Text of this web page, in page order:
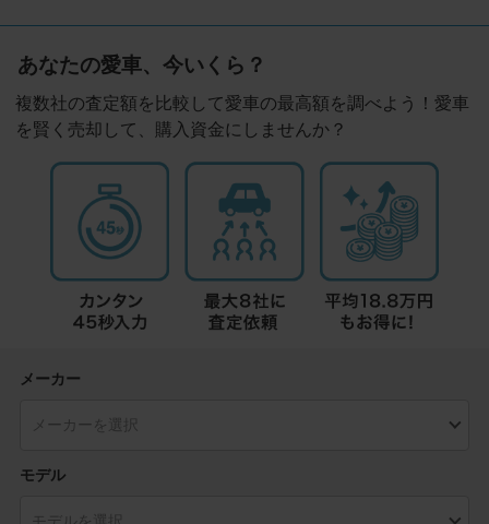
あなたの愛車、今いくら？
複数社の査定額を比較して愛車の最高額を調べよう！愛車
を賢く売却して、購入資金にしませんか？
メーカー
モデル